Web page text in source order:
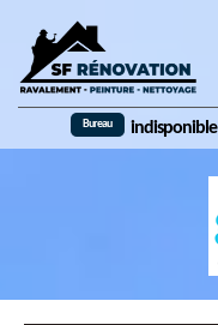
Bureau indisponible